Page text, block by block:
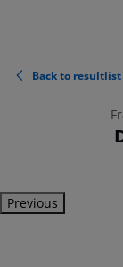
Back to resultlist
Previous